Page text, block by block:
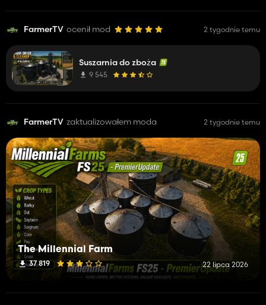
FarmerTV ocenił mod 2 tygodnie temu
Suszarnia do zboża
9 545
FarmerTV zaktualizowałem moda 2 tygodnie temu
The Millennial Farm
37 819 22 lipca 2026